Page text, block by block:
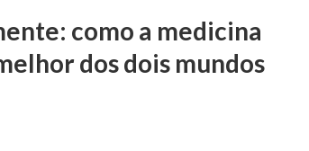
como a medicina
dos dois mundos